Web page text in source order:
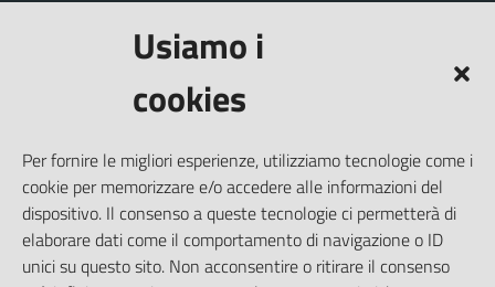
Usiamo i
cookies
Per fornire le migliori esperienze, utilizziamo tecnologie come i
cookie per memorizzare e/o accedere alle informazioni del
dispositivo. Il consenso a queste tecnologie ci permetterà di
elaborare dati come il comportamento di navigazione o ID
unici su questo sito. Non acconsentire o ritirare il consenso
Segnalazione disservizio
Amministrazione trasparente
Informativa privacy
Note legali
Dichiarazione di accessibilità